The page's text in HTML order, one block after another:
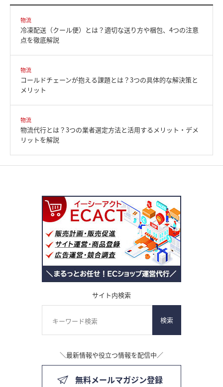
物流
冷凍配送（クール便）とは？適切な送り方や梱包、4つの注意
点を徹底解説
物流
コールドチェーンが抱える課題とは？3つの具体的な解決策と
メリット
物流
物流代行とは？3つの業者選定方法と活用するメリット・デメ
リットを解説
サイト内検索
検索
＼最新情報や役立つ情報を配信中／
無料メールマガジン登録